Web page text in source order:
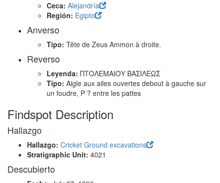
Ceca: Alejandría
Región: Egipto
Anverso
Tipo: Tête de Zeus Ammon à droite.
Reverso
Leyenda: ΠΤΟΛΕΜΑΙΟΥ ΒΑΣΙΛΕΩΣ
Tipo: Aigle aux ailes ouvertes debout à gauche sur
un foudre, P ? entre les pattes
Findspot Description
Hallazgo
Hallazgo: Cricket Ground excavations
Stratigraphic Unit: 4021
Descubierto